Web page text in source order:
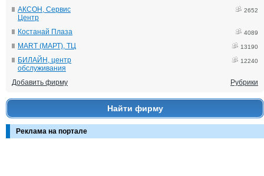
АКСОН, Сервис
Центр
2652
Костанай Плаза 4089
MART (МАРТ), ТЦ 13190
БИЛАЙН, центр
обслуживания
12240
Добавить фирму Рубрики
Найти фирму
Реклама на портале